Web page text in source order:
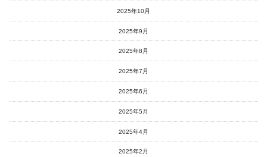
2025年10月
2025年9月
2025年8月
2025年7月
2025年6月
2025年5月
2025年4月
2025年2月